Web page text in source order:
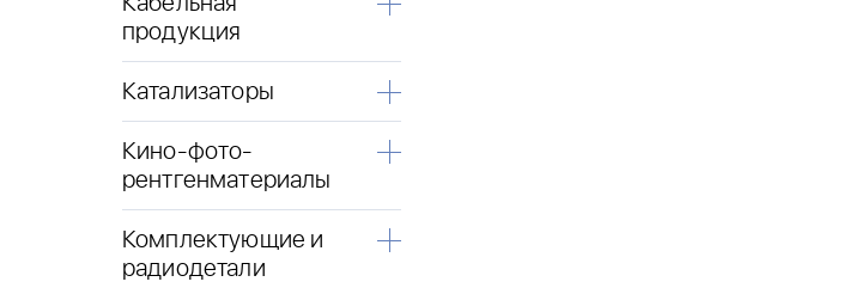
продукция
Катализаторы
Кино-фото-
рентгенматериалы
Комплектующие и
радиодетали